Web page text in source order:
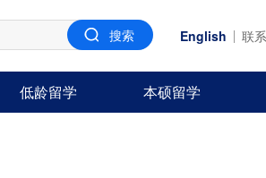
English 联
低龄留学 本硕留学